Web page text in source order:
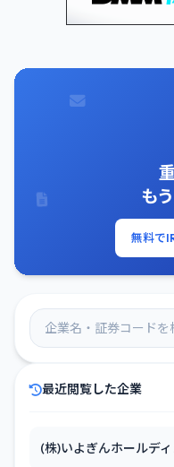
も
無料で
最近閲覧した企業
(株)いよぎんホールデ